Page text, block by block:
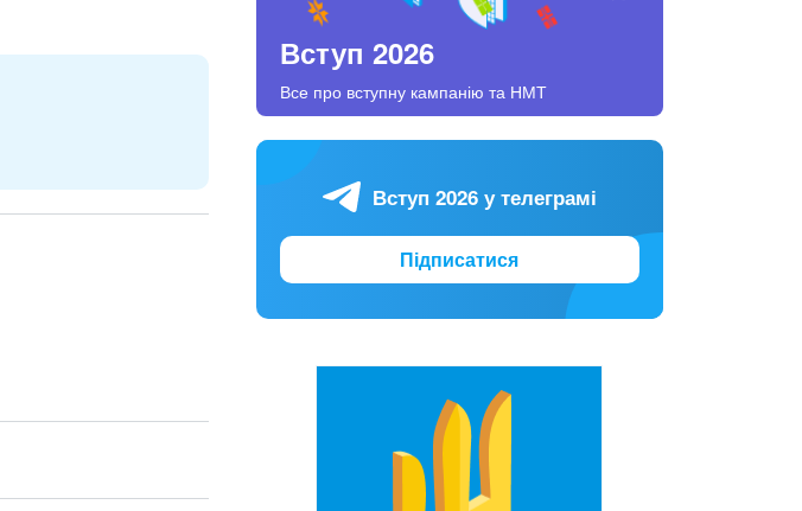
Вступ 2026
Все про вступну кампанію та НМТ
Вступ 2026 у телеграмі
Підписатися